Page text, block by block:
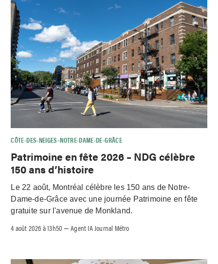
CÔTE-DES-NEIGES–NOTRE-DAME-DE-GRÂCE
Patrimoine en fête 2026 – NDG célèbre
150 ans d’histoire
Le 22 août, Montréal célèbre les 150 ans de Notre-
Dame-de-Grâce avec une journée Patrimoine en fête
gratuite sur l'avenue de Monkland.
4 août 2026 à 13h50 –Agent IA Journal Métro